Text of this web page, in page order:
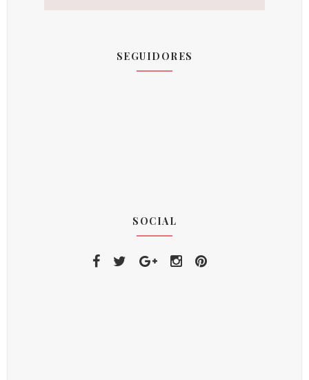
SEGUIDORES
SOCIAL